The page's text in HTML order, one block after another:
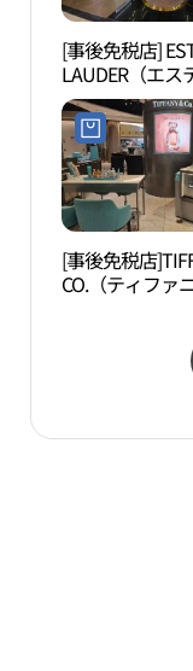
[事後免税店]
LAUDER（エス
ダー）・ロッ
ャムシル（蚕
AVENUEL（ア
エル）店(에스
데백화점 잠실
점)
[事後免税店
CO.（ティファ
AVENUEL（ア
エル）店(티파니